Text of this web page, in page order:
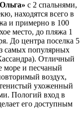
с 2 спальнями,
находятся всего в
и примерно в 100
место, до пляжа 1
До центра поселка 5
самых популярных
Отличный
море и песчаный
воздух,
ухоженный
Пологий вход в
его доступным